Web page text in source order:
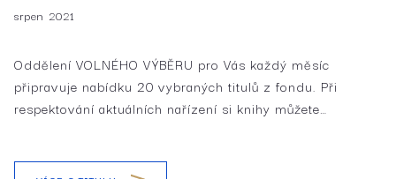
srpen 2021
Oddělení VOLNÉHO VÝBĚRU pro Vás každý měsíc
připravuje nabídku 20 vybraných titulů z fondu. Při
respektování aktuálních nařízení si knihy můžete…